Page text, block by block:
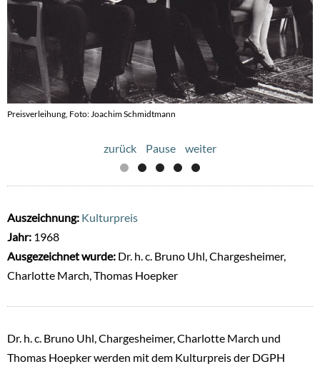
Preisverleihung, Foto: Joachim Schmidtmann
Preisverleihung, Foto: Joachim Schmidtmann
zurück Pause weiter
Auszeichnung: Kulturpreis
Jahr: 1968
Ausgezeichnet wurde: Dr. h. c. Bruno Uhl, Chargesheimer,
Charlotte March, Thomas Hoepker
Dr. h. c. Bruno Uhl, Chargesheimer, Charlotte March und
Thomas Hoepker werden mit dem Kulturpreis der DGPH